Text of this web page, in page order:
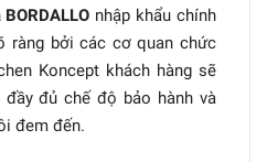
nhập khẩu chính
ràng bởi các cơ quan chức
Koncept khách hàng sẽ
đủ chế độ bảo hành và
đem đến.